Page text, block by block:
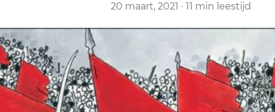
20 maart, 2021 · 11 min leestijd